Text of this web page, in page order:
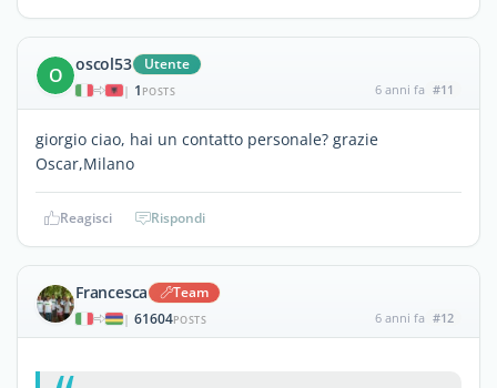
O oscol53 Utente
| 1 POSTS 6 anni fa #11
giorgio ciao, hai un contatto personale? grazie
Oscar,Milano
Reagisci Rispondi
Francesca Team
| 61604POSTS 6 anni fa #12